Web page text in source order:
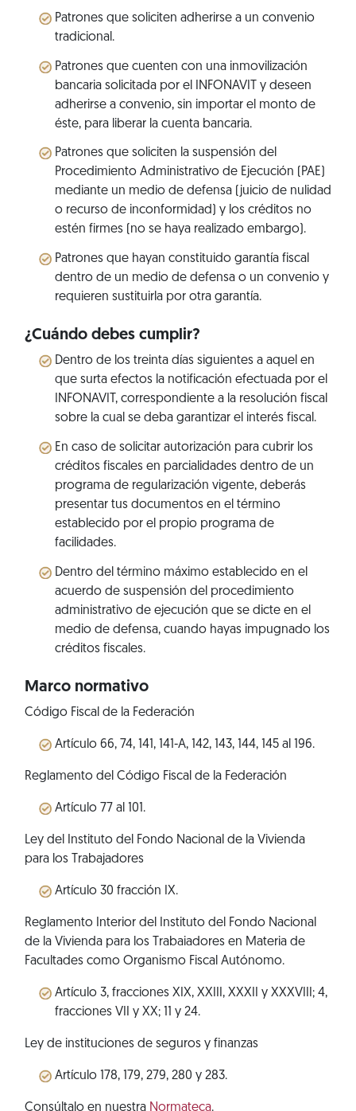
Patrones que soliciten adherirse a un convenio
tradicional.
Patrones que cuenten con una inmovilización
bancaria solicitada por el INFONAVIT y deseen
adherirse a convenio, sin importar el monto de
éste, para liberar la cuenta bancaria.
Patrones que soliciten la suspensión del
Procedimiento Administrativo de Ejecución (PAE)
mediante un medio de defensa (juicio de nulidad
o recurso de inconformidad) y los créditos no
estén firmes (no se haya realizado embargo).
Patrones que hayan constituido garantía fiscal
dentro de un medio de defensa o un convenio y
requieren sustituirla por otra garantía.
¿Cuándo debes cumplir?
Dentro de los treinta días siguientes a aquel en
que surta efectos la notificación efectuada por el
INFONAVIT, correspondiente a la resolución fiscal
sobre la cual se deba garantizar el interés fiscal.
En caso de solicitar autorización para cubrir los
créditos fiscales en parcialidades dentro de un
programa de regularización vigente, deberás
presentar tus documentos en el término
establecido por el propio programa de
facilidades.
Dentro del término máximo establecido en el
acuerdo de suspensión del procedimiento
administrativo de ejecución que se dicte en el
medio de defensa, cuando hayas impugnado los
créditos fiscales.
Marco normativo
Código Fiscal de la Federación
Artículo 66, 74, 141, 141-A, 142, 143, 144, 145 al 196.
Reglamento del Código Fiscal de la Federación
Artículo 77 al 101.
Ley del Instituto del Fondo Nacional de la Vivienda
para los Trabajadores
Artículo 30 fracción IX.
Reglamento Interior del Instituto del Fondo Nacional
de la Vivienda para los Trabaiadores en Materia de
Facultades como Organismo Fiscal Autónomo.
Artículo 3, fracciones XIX, XXIII, XXXII y XXXVIII; 4,
fracciones VII y XX; 11 y 24.
Ley de instituciones de seguros y finanzas
Artículo 178, 179, 279, 280 y 283.
Consúltalo en nuestra Normateca.